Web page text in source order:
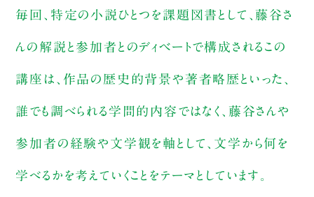
毎回、特定の小説ひとつを課題図書として、藤谷さ
んの解説と参加者とのディベートで構成されるこの
講座は、作品の歴史的背景や著者略歴といった、
誰でも調べられる学問的内容ではなく、藤谷さんや
参加者の経験や文学観を軸として、文学から何を
学べるかを考えていくことをテーマとしています。